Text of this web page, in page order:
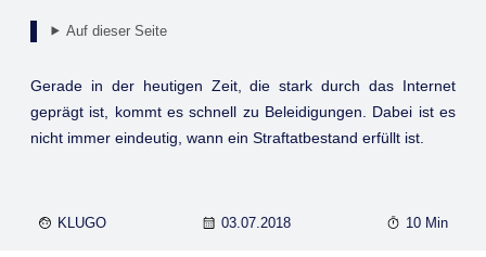
Auf dieser Seite
Gerade in der heutigen Zeit, die stark durch das Internet
geprägt ist, kommt es schnell zu Beleidigungen. Dabei ist es
nicht immer eindeutig, wann ein Straftatbestand erfüllt ist.
KLUGO 03.07.2018 10 Min